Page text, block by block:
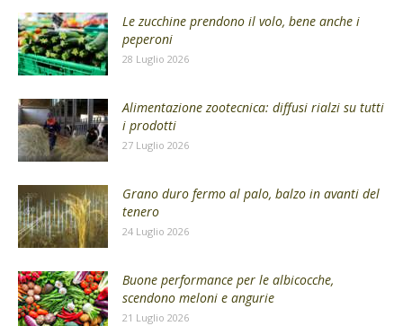
Le zucchine prendono il volo, bene anche i
peperoni
28 Luglio 2026
Alimentazione zootecnica: diffusi rialzi su tutti
i prodotti
27 Luglio 2026
Grano duro fermo al palo, balzo in avanti del
tenero
24 Luglio 2026
Buone performance per le albicocche,
scendono meloni e angurie
21 Luglio 2026